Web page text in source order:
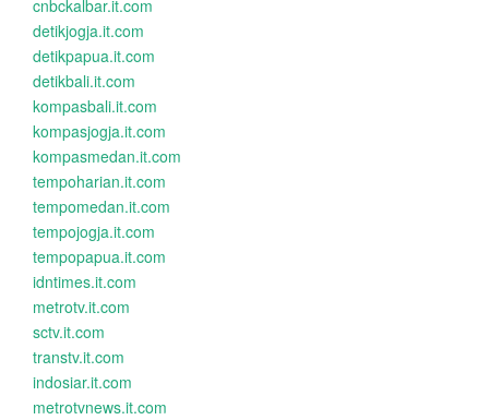
cnbckalbar.it.com
detikjogja.it.com
detikpapua.it.com
detikbali.it.com
kompasbali.it.com
kompasjogja.it.com
kompasmedan.it.com
tempoharian.it.com
tempomedan.it.com
tempojogja.it.com
tempopapua.it.com
idntimes.it.com
metrotv.it.com
sctv.it.com
transtv.it.com
indosiar.it.com
metrotvnews.it.com